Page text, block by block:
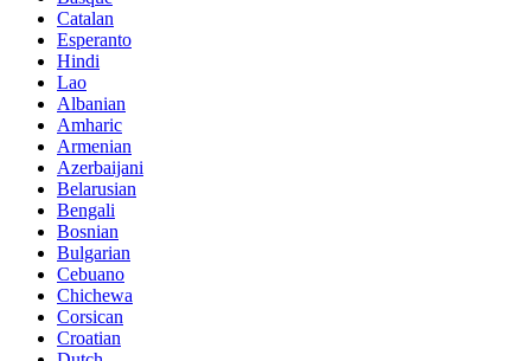
Catalan
Esperanto
Hindi
Lao
Albanian
Amharic
Armenian
Azerbaijani
Belarusian
Bengali
Bosnian
Bulgarian
Cebuano
Chichewa
Corsican
Croatian